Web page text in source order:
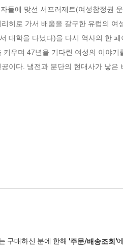
들에 맞선 서프러제트(여성참정권
히로 가서 배움을 갈구한 유럽의
대학을 다녔다)을 다시 역사의 한
키우며 47년을 기다린 여성의 이야
이다. 냉전과 분단의 현대사가 낳
구매하신 분에 한해 '주문/배송조회'